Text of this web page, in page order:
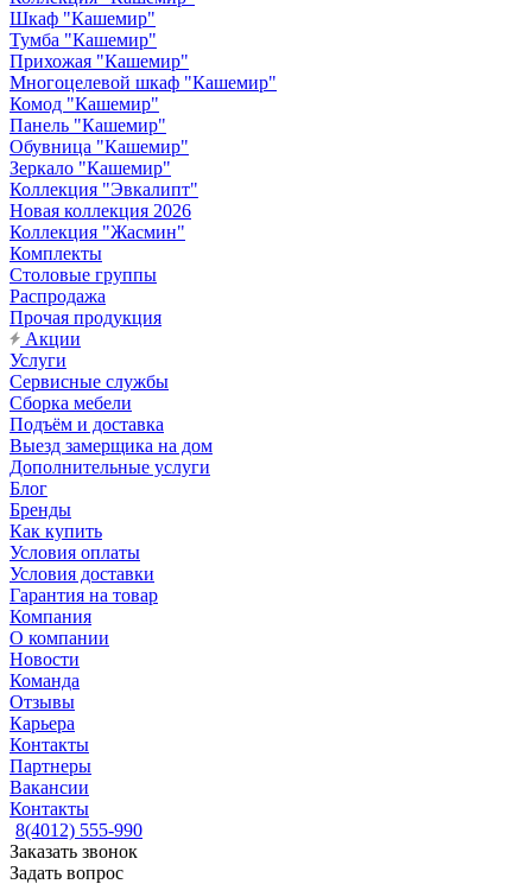
Шкаф "Кашемир"
Тумба "Кашемир"
Прихожая "Кашемир"
Многоцелевой шкаф "Кашемир"
Комод "Кашемир"
Панель "Кашемир"
Обувница "Кашемир"
Зеркало "Кашемир"
Коллекция "Эвкалипт"
Новая коллекция 2026
Коллекция "Жасмин"
Комплекты
Столовые группы
Распродажа
Прочая продукция
Акции
Услуги
Сервисные службы
Сборка мебели
Подъём и доставка
Выезд замерщика на дом
Дополнительные услуги
Блог
Бренды
Как купить
Условия оплаты
Условия доставки
Гарантия на товар
Компания
О компании
Новости
Команда
Отзывы
Карьера
Контакты
Партнеры
Вакансии
Контакты
8(4012) 555-990
Заказать звонок
Задать вопрос